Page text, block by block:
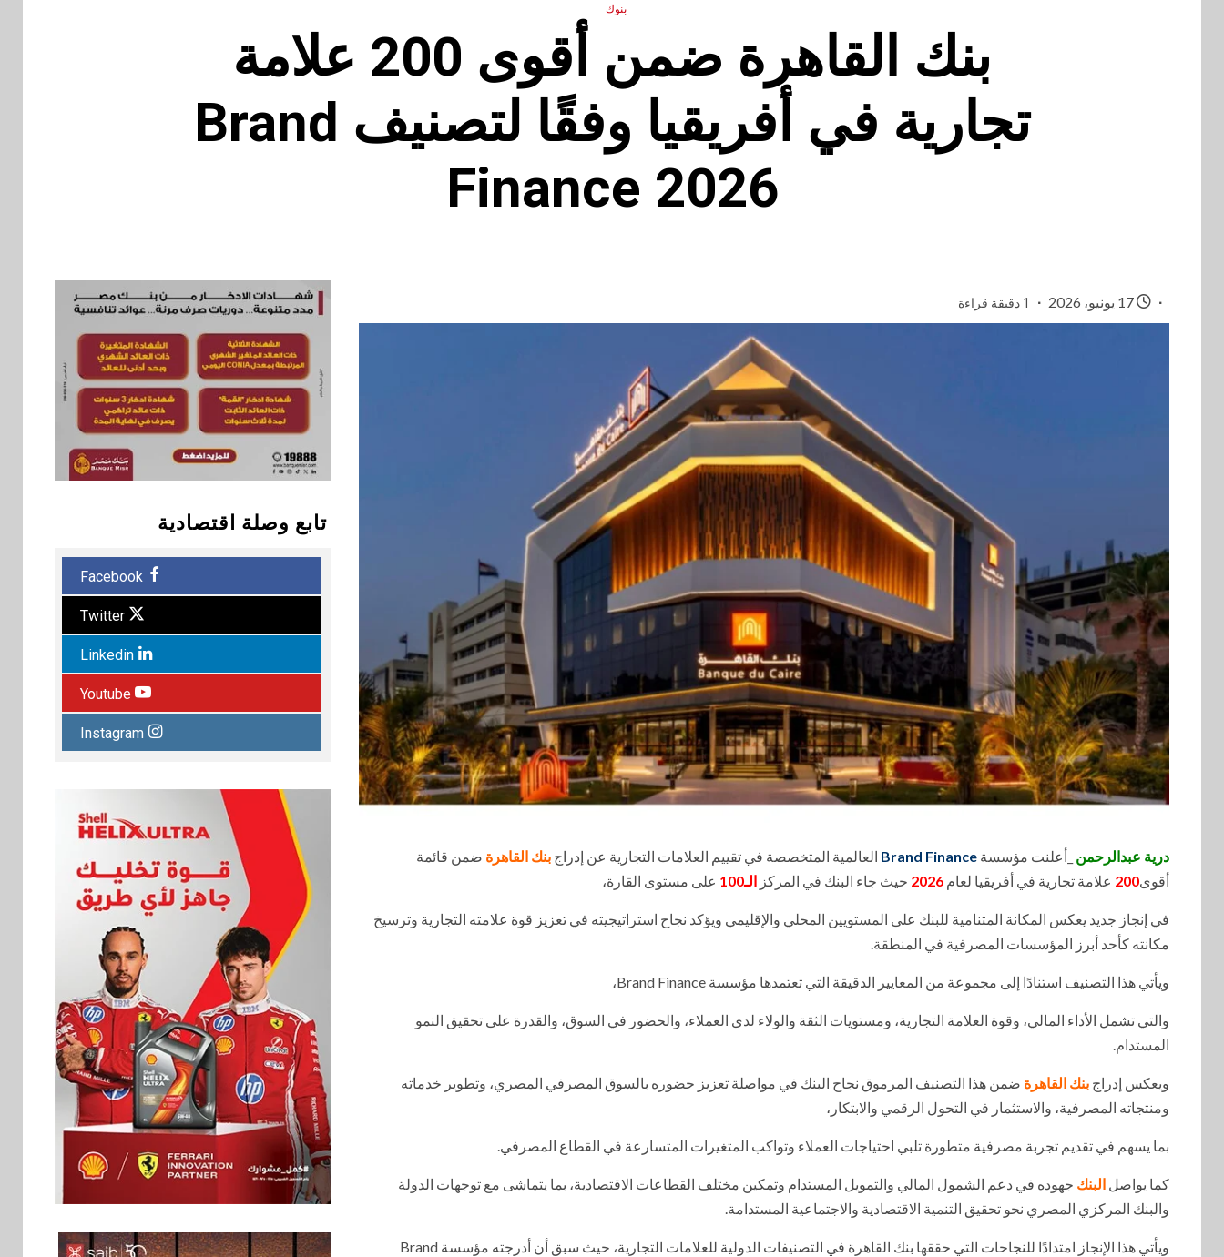
بنوك
بنك القاهرة ضمن أقوى 200 علامة
تجارية في أفريقيا وفقًا لتصنيف Brand
Finance 2026
1 دقيقة قراءة
درية عبدالرحمن _أعلنت مؤسسة Brand Finance العالمية المتخصصة في تقييم العلامات التجارية عن إدراج بنك القاهرة ضمن قائمة
أقوى200 علامة تجارية في أفريقيا لعام 2026 حيث جاء البنك في المركز الـ100 على مستوى القارة،
في إنجاز جديد يعكس المكانة المتنامية للبنك على المستويين المحلي والإقليمي ويؤكد نجاح استراتيجيته في تعزيز قوة علامته التجارية وترسيخ
مكانته كأحد أبرز المؤسسات المصرفية في المنطقة.
ويأتي هذا التصنيف استنادًا إلى مجموعة من المعايير الدقيقة التي تعتمدها مؤسسة Brand Finance،
والتي تشمل الأداء المالي، وقوة العلامة التجارية، ومستويات الثقة والولاء لدى العملاء، والحضور في السوق، والقدرة على تحقيق النمو
المستدام.
ويعكس إدراج بنك القاهرة ضمن هذا التصنيف المرموق نجاح البنك في مواصلة تعزيز حضوره بالسوق المصرفي المصري، وتطوير خدماته
ومنتجاته المصرفية، والاستثمار في التحول الرقمي والابتكار،
بما يسهم في تقديم تجربة مصرفية متطورة تلبي احتياجات العملاء وتواكب المتغيرات المتسارعة في القطاع المصرفي.
كما يواصل البنك جهوده في دعم الشمول المالي والتمويل المستدام وتمكين مختلف القطاعات الاقتصادية، بما يتماشى مع توجهات الدولة
والبنك المركزي المصري نحو تحقيق التنمية الاقتصادية والاجتماعية المستدامة.
ويأتي هذا الإنجاز امتدادًا للنجاحات التي حققها بنك القاهرة في التصنيفات الدولية للعلامات التجارية، حيث سبق أن أدرجته مؤسسة Brand
تابع وصلة اقتصادية
Facebook
Twitter
Linkedin
Youtube
Instagram
6
اخبار
تتشاركان في تطوير
أول منصة للسياحة
الصحية في مصر